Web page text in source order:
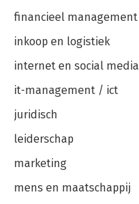
financieel management
inkoop en logistiek
internet en social media
it-management / ict
juridisch
leiderschap
marketing
mens en maatschappij